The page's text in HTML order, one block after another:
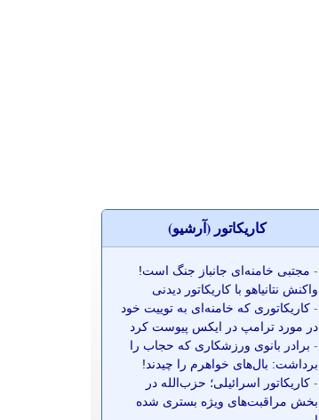
کاريکاتور (آرشيو)
- مجتبی خامنه‌ای جانباز جنگ است!
واکنش نتانیاهو با کاریکاتور دیدنی
- کاریکاتوری که خامنه‌ای به توییت خود
در مورد ترامپ در ایکس پیوست کرد
- برادر بانوی ورزشکاری که حجاب را
برداشت: بال‌های خواهرم را چیدند!
- کاریکاتور اسرائیلی؛ حزب‌الله در
بخش مراقبت‌های ویژه بستری شده